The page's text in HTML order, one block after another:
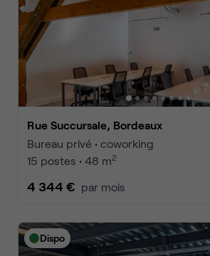
Rue Succursale, Bordeaux
Bureau privé • coworking
15 postes • 48 m2
4 344 € par mois
Dispo